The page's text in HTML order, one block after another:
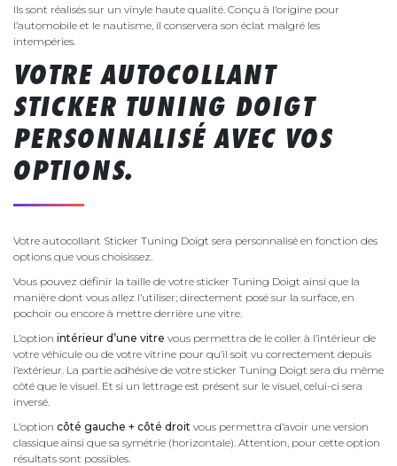
Ils sont réalisés sur un vinyle haute qualité. Conçu à l’origine pour
l’automobile et le nautisme, il conservera son éclat malgré les
intempéries.
VOTRE AUTOCOLLANT
STICKER TUNING DOIGT
PERSONNALISÉ AVEC VOS
OPTIONS.
Votre autocollant Sticker Tuning Doigt sera personnalisé en fonction des
options que vous choisissez.
Vous pouvez définir la taille de votre sticker Tuning Doigt ainsi que la
manière dont vous allez l’utiliser; directement posé sur la surface, en
pochoir ou encore à mettre derrière une vitre.
L’option intérieur d’une vitre vous permettra de le coller à l’intérieur de
votre véhicule ou de votre vitrine pour qu’il soit vu correctement depuis
l’extérieur. La partie adhésive de votre sticker Tuning Doigt sera du même
côté que le visuel. Et si un lettrage est présent sur le visuel, celui-ci sera
inversé.
L’option côté gauche + côté droit vous permettra d’avoir une version
classique ainsi que sa symétrie (horizontale). Attention, pour cette option
résultats sont possibles.